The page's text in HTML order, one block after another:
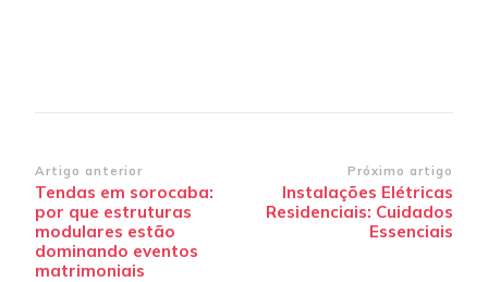
Navegação
de
post
Artigo anterior
Tendas em sorocaba:
por que estruturas
modulares estão
dominando eventos
matrimoniais
Próximo artigo
Instalações Elétricas
Residenciais: Cuidados
Essenciais